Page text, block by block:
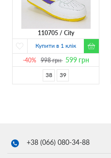
110705
City
Купити в 1 клік
-40% 998грн 599грн
38 39
+38 (066) 080-34-88